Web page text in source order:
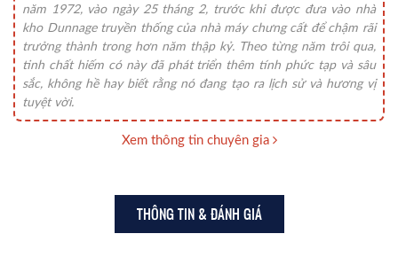
năm 1972, vào ngày 25 tháng 2, trước khi được đưa vào nhà
kho Dunnage truyền thống của nhà máy chưng cất để chậm rãi
trưởng thành trong hơn năm thập kỷ. Theo từng năm trôi qua,
tinh chất hiếm có này đã phát triển thêm tính phức tạp và sâu
sắc, không hề hay biết rằng nó đang tạo ra lịch sử và hương vị
tuyệt vời.
Xem thông tin chuyên gia
THÔNG TIN & ĐÁNH GIÁ